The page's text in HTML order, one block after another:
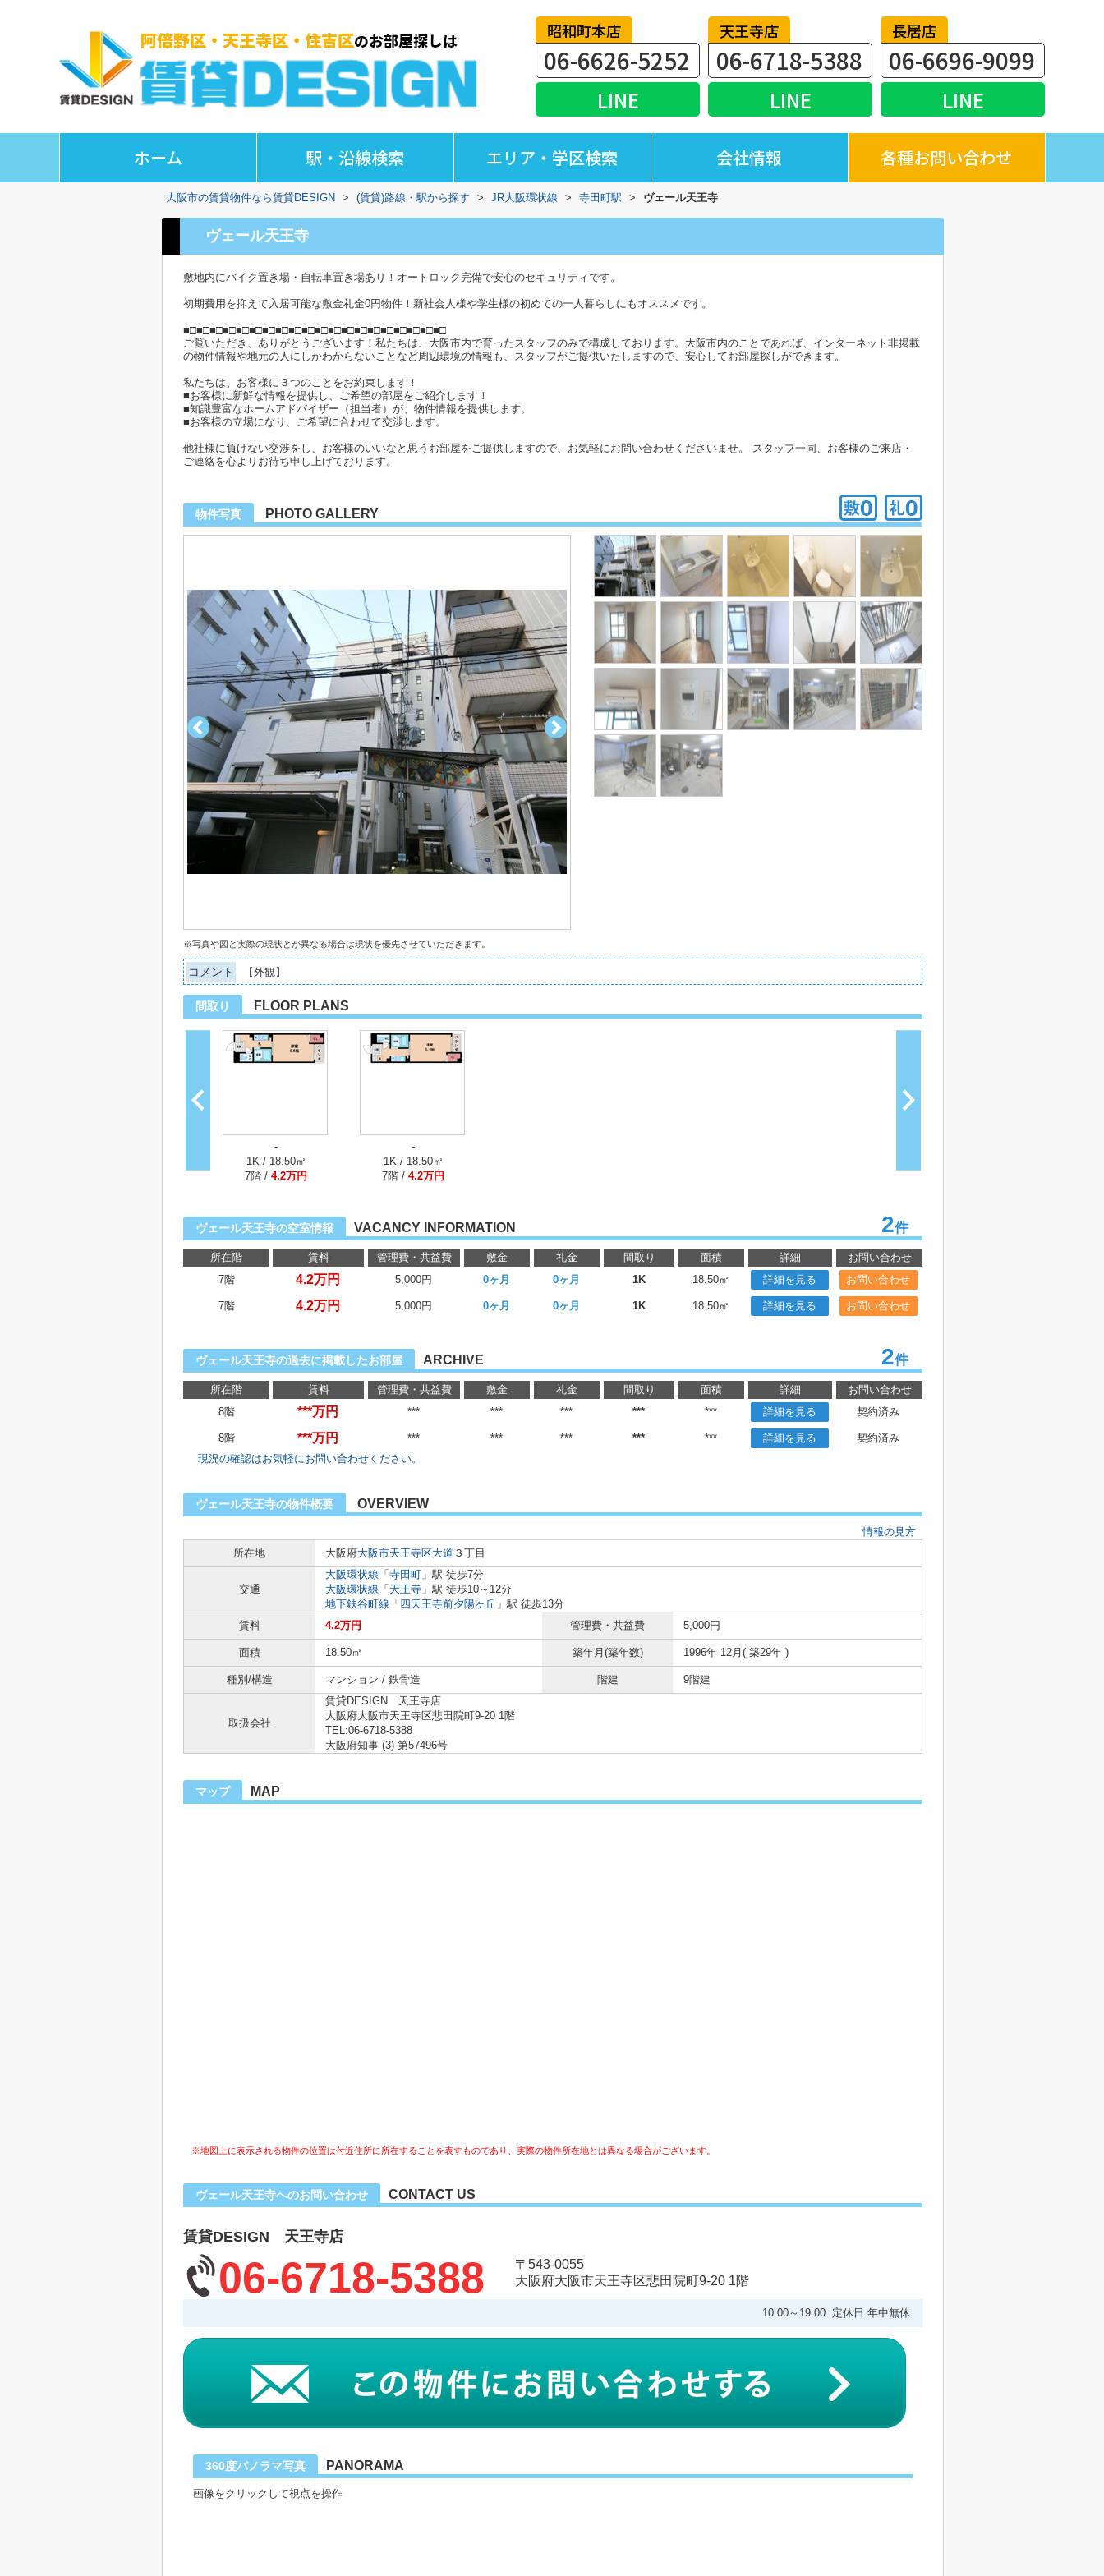
昭和町本店
06-6626-5252
LINE
天王寺店
06-6718-5388
LINE
長居店
06-6696-9099
LINE
ホーム 駅・沿線検索 エリア・学区検索 会社情報 各種お問い合わせ
大阪市の賃貸物件なら賃貸DESIGN > (賃貸)路線・駅から探す > JR大阪環状線 > 寺田町駅 > ヴェール天王寺
ヴェール天王寺
敷地内にバイク置き場・自転車置き場あり！オートロック完備で安心のセキュリティです。
初期費用を抑えて入居可能な敷金礼金0円物件！新社会人様や学生様の初めての一人暮らしにもオススメです。
■□■□■□■□■□■□■□■□■□■□■□■□■□■□■□■□■□■□■□■□
ご覧いただき、ありがとうございます！私たちは、大阪市内で育ったスタッフのみで構成しております。大阪市内のことであれば、インターネット非掲載
の物件情報や地元の人にしかわからないことなど周辺環境の情報も、スタッフがご提供いたしますので、安心してお部屋探しができます。
私たちは、お客様に３つのことをお約束します！
■お客様に新鮮な情報を提供し、ご希望の部屋をご紹介します！
■知識豊富なホームアドバイザー（担当者）が、物件情報を提供します。
■お客様の立場になり、ご希望に合わせて交渉します。
他社様に負けない交渉をし、お客様のいいなと思うお部屋をご提供しますので、お気軽にお問い合わせくださいませ。 スタッフ一同、お客様のご来店・
ご連絡を心よりお待ち申し上げております。
物件写真 PHOTO GALLERY
※写真や図と実際の現状とが異なる場合は現状を優先させていただきます。
コメント 【外観】
間取り FLOOR PLANS
-
1K / 18.50㎡
7階 / 4.2万円
-
1K / 18.50㎡
7階 / 4.2万円
ヴェール天王寺の空室情報 VACANCY INFORMATION 2件
所在階 賃料 管理費・共益費 敷金 礼金 間取り 面積 詳細
お問い合わせ
7階
4.2万円 5,000円 0ヶ月 0ヶ月 1K 18.50㎡ 詳細を見る お問い合わせ
7階 4.2万円 5,000円 0ヶ月 0ヶ月 1K 18.50㎡ 詳細を見る お問い合わせ
ヴェール天王寺の過去に掲載したお部屋 ARCHIVE 2件
所在階 賃料 管理費・共益費 敷金 礼金 間取り 面積 詳細
お問い合わせ
8階
***万円 *** *** *** *** *** 詳細を見る 契約済み
8階 ***万円 *** *** *** *** *** 詳細を見る
契約済み
現況の確認はお気軽にお問い合わせください。
ヴェール天王寺の物件概要 OVERVIEW
情報の見方
所在地
大阪府大阪市天王寺区大道 ３丁目
交通
大阪環状線 「 寺田町 」駅 徒歩7分
大阪環状線 「 天王寺 」駅 徒歩10～12分
地下鉄谷町線 「 四天王寺前夕陽ヶ丘 」駅 徒歩13分
賃料
4.2万円 管理費・共益費 5,000円
面積 18.50㎡ 築年月(築年数) 1996年 12月( 築29年 )
種別/構造 マンション / 鉄骨造 階建 9階建
取扱会社
賃貸DESIGN 天王寺店
大阪府大阪市天王寺区悲田院町9-20 1階
TEL:06-6718-5388
大阪府知事 (3) 第57496号
マップ MAP
※地図上に表示される物件の位置は付近住所に所在することを表すものであり、実際の物件所在地とは異なる場合がございます。
ヴェール天王寺へのお問い合わせ CONTACT US
賃貸DESIGN 天王寺店
06-6718-5388
〒543-0055
大阪府大阪市天王寺区悲田院町9-20 1階
10:00～19:00 定休日:年中無休
360度パノラマ写真 PANORAMA
画像をクリックして視点を操作